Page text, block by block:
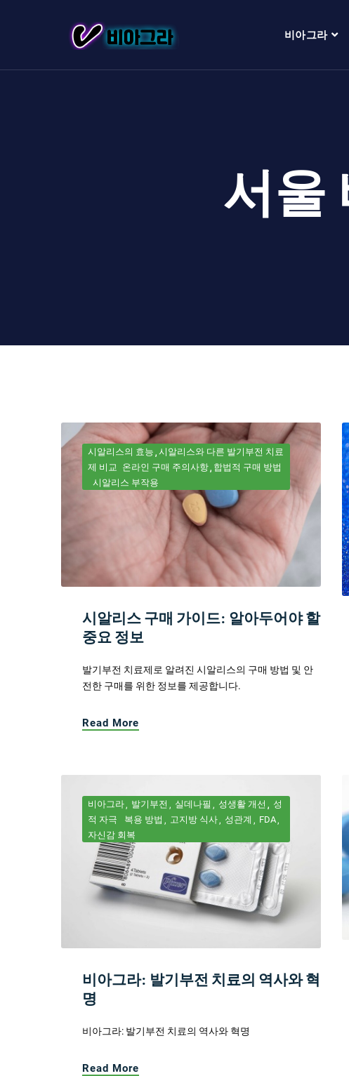
비아그라
서울
시알리스의 효능 시알리스와 다른 발기부전 치료
제 비교 온라인 구매 주의사항 합법적 구매 방법
시알리스 부작용
시알리스 구매 가이드: 알아두어야 할
중요 정보
발기부전 치료제로 알려진 시알리스의 구매 방법 및 안
전한 구매를 위한 정보를 제공합니다.
Read More
비아그라 발기부전 실데나필 성생활 개선
성
적 자극
복용 방법 고지방 식사 성관계
FDA
자신감 회복
비아그라: 발기부전 치료의 역사와 혁
명
비아그라: 발기부전 치료의 역사와 혁명
Read More